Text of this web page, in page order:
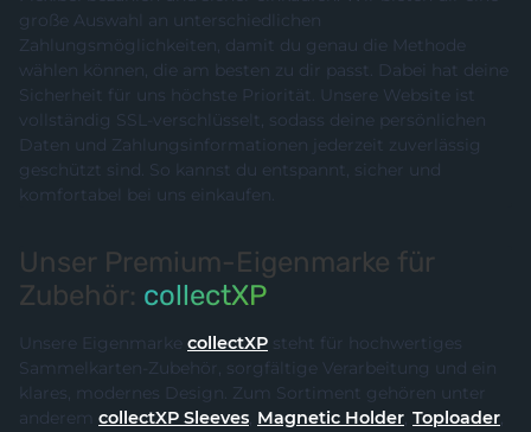
große Auswahl an unterschiedlichen
Zahlungsmöglichkeiten, damit du genau die Methode
wählen können, die am besten zu dir passt. Dabei hat deine
Sicherheit für uns höchste Priorität. Unsere Website ist
vollständig SSL-verschlüsselt, sodass deine persönlichen
Daten und Zahlungsinformationen jederzeit zuverlässig
geschützt sind. So kannst du entspannt, sicher und
komfortabel bei uns einkaufen.
Unser Premium-Eigenmarke für
Zubehör: collectXP
Unsere Eigenmarke collectXP steht für hochwertiges
Sammelkarten-Zubehör, sorgfältige Verarbeitung und ein
klares, modernes Design. Zum Sortiment gehören unter
anderem collectXP Sleeves, Magnetic Holder, Toploader,